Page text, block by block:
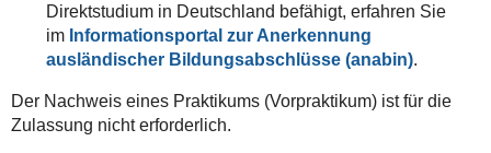
Direktstudium in Deutschland befähigt, erfahren Sie
im Informations­portal zur Anerkennung
ausländischer Bildungs­abschlüsse (anabin).
Der Nachweis eines Praktikums (Vorpraktikum) ist für die
Zulassung nicht erforderlich.